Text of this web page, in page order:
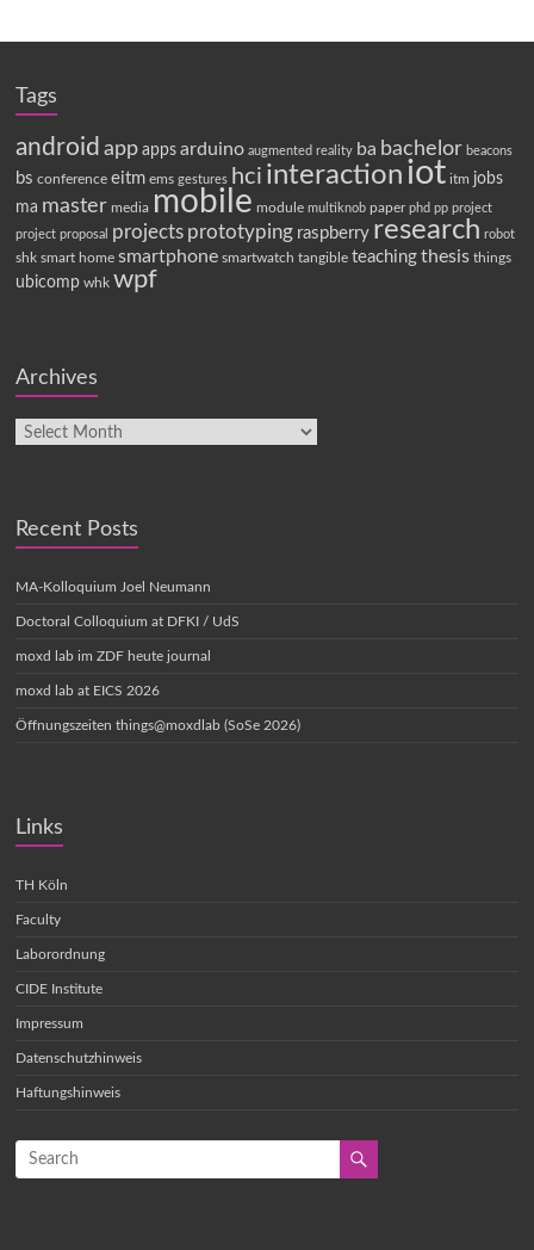
Tags
android app apps arduino augmented reality ba bachelor beacons
bs conference eitm ems gestures hci interaction iot itm jobs
ma master media mobile module multiknob paper phd pp project
project proposal
projects prototyping raspberry research robot
shk smart home smartphone smartwatch tangible teaching thesis things
ubicomp whk wpf
Archives
Recent Posts
MA-Kolloquium Joel Neumann
Doctoral Colloquium at DFKI / UdS
moxd lab im ZDF heute journal
moxd lab at EICS 2026
Öffnungszeiten things@moxdlab (SoSe 2026)
Links
TH Köln
Faculty
Laborordnung
CIDE Institute
Impressum
Datenschutzhinweis
Haftungshinweis